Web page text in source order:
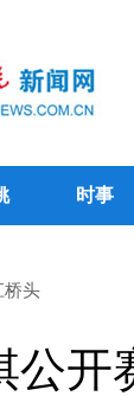
时事
桥头
公开